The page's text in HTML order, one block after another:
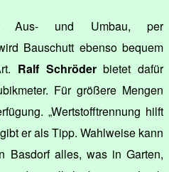
Aus- und Umbau, per
Bauschutt ebenso bequem
Ralf Schröderbietet dafür
Für größere Mengen
„Wertstofftrennung hilft
er als Tipp. Wahlweise kann
Basdorf alles, was in Garten,